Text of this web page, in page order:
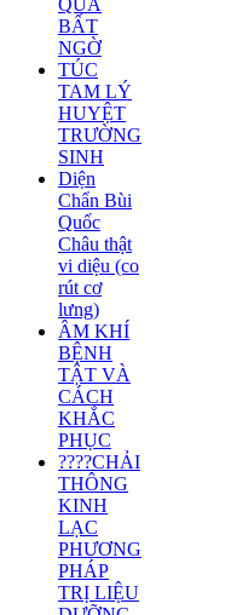
QUẢ
BẤT
NGỜ
TÚC
TAM LÝ
HUYỆT
TRƯỜNG
SINH
Diện
Chẩn Bùi
Quốc
Châu thật
vi diệu (co
rút cơ
lưng)
ÂM KHÍ
BỆNH
TẬT VÀ
CÁCH
KHẮC
PHỤC
????CHẢI
THÔNG
KINH
LẠC
PHƯƠNG
PHÁP
TRỊ LIỆU